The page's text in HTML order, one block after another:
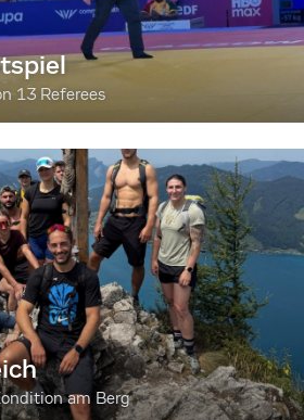
13 Referees
am Berg